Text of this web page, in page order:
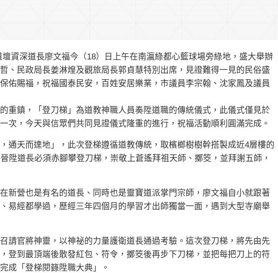
壇資深道長廖文福今（18）日上午在南瀛綠都心籃球場旁綠地，盛大舉辦
、民政局長姜淋煌及觀旅局長郭貞慧特別出席，見證難得一見的民俗盛
佑賜福，祝福國泰民安，百姓安居樂業，市議員李宗翰、沈家鳳及議員
重鎮，「登刀梯」為道教神職人員奏陞道職的傳統儀式，此儀式僅見於
次，今天與信眾們共同見證儀式隆重的進行，祝福活動順利圓滿完成。
通天而達地」，此次登梯遵循道教傳統，取檳榔樹樹幹搭製成近4層樓的
陞道長必須赤腳攀登刀梯，崇敬上蒼遙拜祖天師、擲筊，並拜謝五師，
新營也是有名的道長、同時也是靈寶道派掌門宗師，廖文福自小就跟著
易經都學過，歷經三年四個月的學習才出師獨當一面，遇到大型寺廟舉
請官將神靈，以神祕的力量護衛道長通過考驗。這次登刀梯，將先由先
登到最頂端後散發紅包、符令，擲筊後再步下刀梯，並把每把刀上的符
成「登梯閱籙陞職大典」。